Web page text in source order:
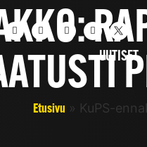
UUTISET
Etusivu » KuPS-